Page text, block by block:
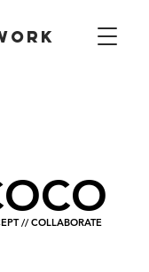
// COLLABORATE